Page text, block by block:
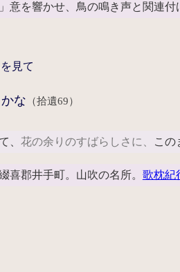
を響かせ、鳥の鳴き声と関連付
見て
な （拾遺69）
、 花の余りのすばらしさに、 この
郡井手町。山吹の名所。 歌枕紀